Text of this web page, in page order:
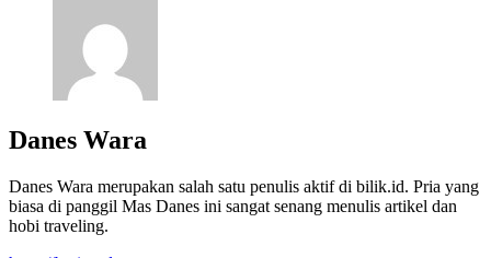
Danes Wara
Danes Wara merupakan salah satu penulis aktif di bilik.id. Pria yang
biasa di panggil Mas Danes ini sangat senang menulis artikel dan
hobi traveling.